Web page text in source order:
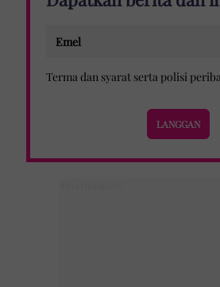
Terma dan syarat serta polisi